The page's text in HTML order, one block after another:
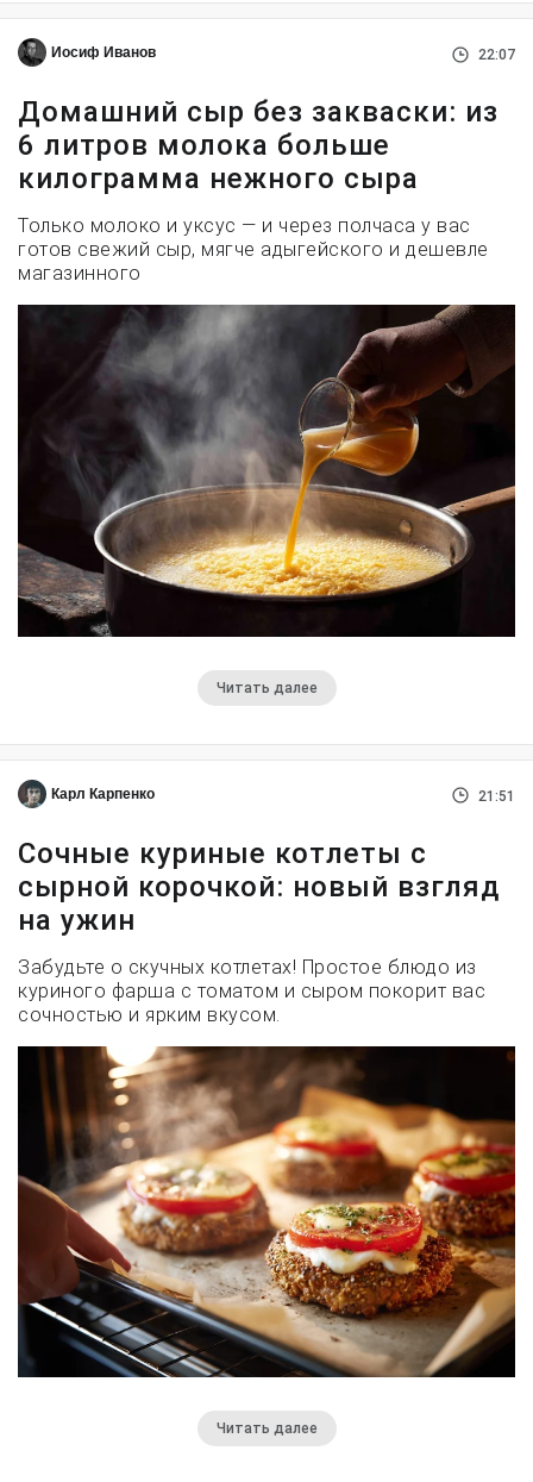
Иосиф Иванов 22:07
Домашний сыр без закваски: из
6 литров молока больше
килограмма нежного сыра
Только молоко и уксус — и через полчаса у вас
готов свежий сыр, мягче адыгейского и дешевле
магазинного
Читать далее
Карл Карпенко 21:51
Сочные куриные котлеты с
сырной корочкой: новый взгляд
на ужин
Забудьте о скучных котлетах! Простое блюдо из
куриного фарша с томатом и сыром покорит вас
сочностью и ярким вкусом.
Читать далее